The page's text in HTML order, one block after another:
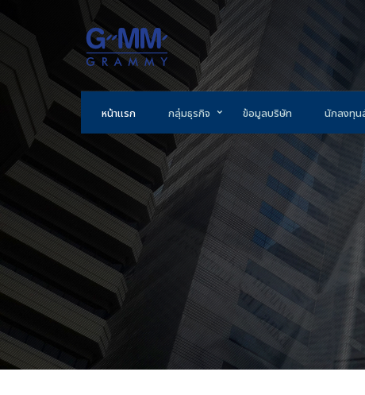
หน้าแรก กลุ่มธุรกิจ ข้อมูลบริษัท นักลงทุ